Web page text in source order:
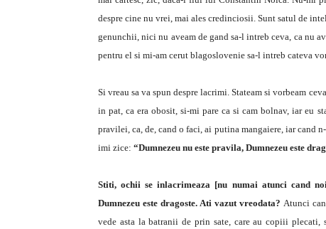
despre cine nu vrei, mai ales credinciosii. Sunt satul de
genunchii, nici nu aveam de gand sa-l intreb ceva, ca nu
pentru el si mi-am cerut blagoslovenie sa-l intreb cateva
Si vreau sa va spun despre lacrimi. Stateam si vorbeam
in pat, ca era obosit, si-mi pare ca si cam bolnav, iar eu
pravilei, ca, de, cand o faci, ai putina mangaiere, iar cand
imi zice: “Dumnezeu nu este pravila, Dumnezeu este
Stiti, ochii se inlacrimeaza [nu numai atunci cand
Dumnezeu este dragoste. Ati vazut vreodata? Atunci
vede asta la batranii de prin sate, care au copiii